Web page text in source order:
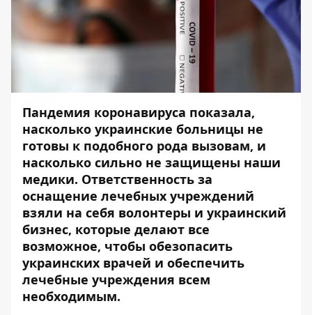
Пандемия коронавируса показала,
насколько украинские больницы не
готовы к подобного рода вызовам, и
насколько сильно не защищены наши
медики. Ответственность за
оснащение лечебных учреждений
взяли на себя волонтеры и украинский
бизнес, которые делают все
возможное, чтобы обезопасить
украинских врачей и обеспечить
лечебные учреждения всем
необходимым.